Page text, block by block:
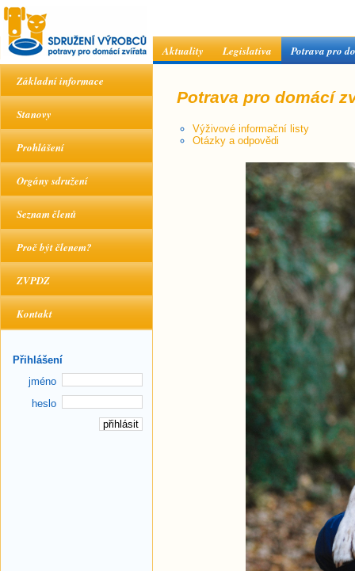
Aktuality Legislativa Potrava pro
Základní informace
Stanovy
Prohlášení
Orgány sdružení
Seznam členů
Proč být členem?
ZVPDZ
Kontakt
Přihlášení
jméno
heslo
Potrava pro domácí
Výživové informační listy
Otázky a odpovědi